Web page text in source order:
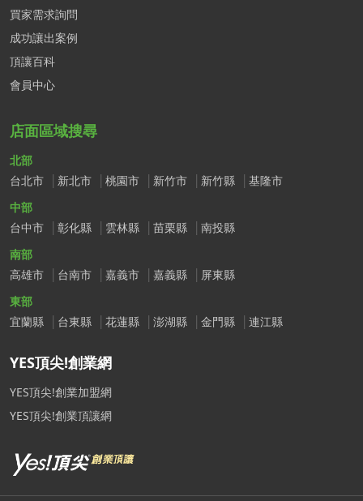
買家需求詢問
成功讓出案例
頂讓百科
會員中心
店面區域搜尋
北部
台北市
新北市 桃園市 新竹市 新竹縣
基隆市
中部
台中市
彰化縣 雲林縣 苗栗縣
南投縣
南部
高雄市
台南市 嘉義市 嘉義縣
屏東縣
東部
宜蘭縣
台東縣 花蓮縣 澎湖縣 金門縣 連江縣
YES頂尖!創業網
YES頂尖!創業加盟網
YES頂尖!創業頂讓網